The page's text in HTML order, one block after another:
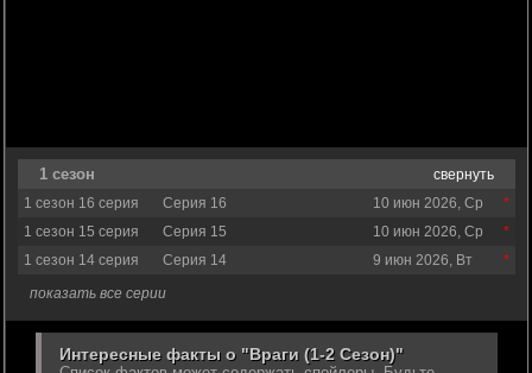
1 сезон
свернуть
1 сезон 16 серия
Серия 16
10 июн 2026, Ср
1 сезон 15 серия
Серия 15
10 июн 2026, Ср
1 сезон 14 серия
Серия 14
9 июн 2026, Вт
показать все серии
Интересные факты о "Враги (1-2 Сезон)"